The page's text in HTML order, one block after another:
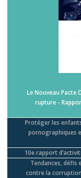
Le Nouveau Pacte
rupture -
Protéger les
pornographiques
10e rapport
Tendances, défis
contre la